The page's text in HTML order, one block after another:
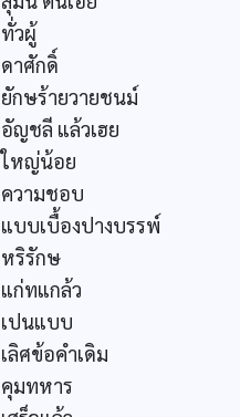
ทั่วผู้
ดาศักดิ์
ยักษร้ายวายชนม์
อัญชลี แล้วเฮย
ใหญ่น้อย
ความชอบ
แบบเบื้องปางบรรพ์
หริรักษ
แก่ทแกล้ว
เปนแบบ
เลิศข้อคำเดิม
คุมทหาร